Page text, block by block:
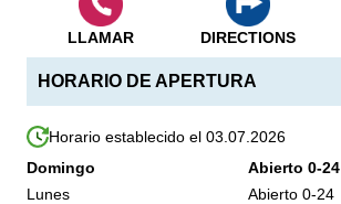
HORARIO DE APERTURA
Horario establecido el 03.07.2026
Domingo
Abierto 0-24
Lunes
Abierto 0-24
LLAMAR DIRECTIONS